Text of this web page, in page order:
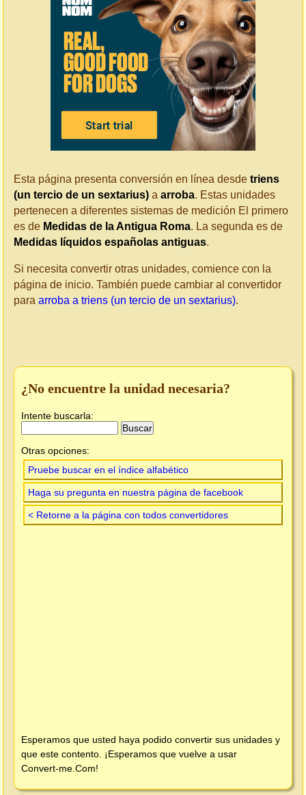
Esta página presenta conversión en línea desde triens
(un tercio de un sextarius) a arroba. Estas unidades
pertenecen a diferentes sistemas de medición El primero
es de Medidas de la Antigua Roma. La segunda es de
Medidas líquidos españolas antiguas.
Si necesita convertir otras unidades, comience con la
página de inicio. También puede cambiar al convertidor
para arroba a triens (un tercio de un sextarius).
¿No encuentre la unidad necesaria?
Intente buscarla:
Otras opciones:
Pruebe buscar en el índice alfabético
Haga su pregunta en nuestra página de facebook
< Retorne a la página con todos convertidores
Esperamos que usted haya podido convertir sus unidades y
que este contento. ¡Esperamos que vuelve a usar
Convert-me.Com!